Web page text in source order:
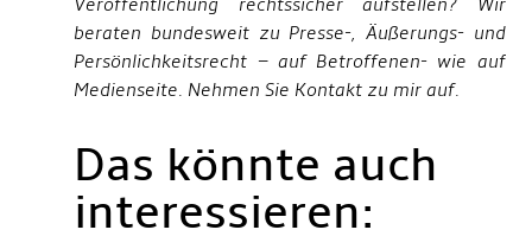
Veröffentlichung rechtssicher aufstellen? Wir
beraten bundesweit zu Presse-, Äußerungs- und
Persönlichkeitsrecht – auf Betroffenen- wie auf
Medienseite. Nehmen Sie Kontakt zu mir auf.
Das könnte auch
interessieren: